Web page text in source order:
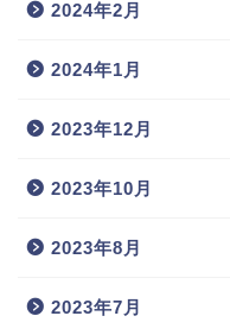
2024年2月
2024年1月
2023年12月
2023年10月
2023年8月
2023年7月